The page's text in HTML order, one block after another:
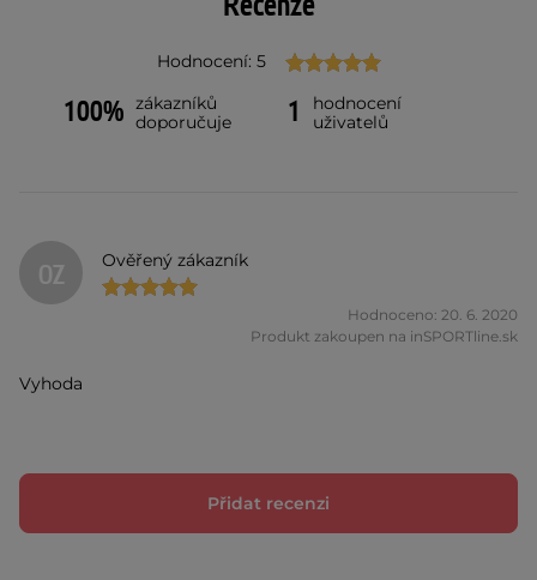
Hodnocení: 5
100% zákazníků
doporučuje
1
hodnocení
uživatelů
OZ Ověřený zákazník
Hodnoceno: 20. 6. 2020
Produkt zakoupen na inSPORTline.sk
Vyhoda
Přidat recenzi